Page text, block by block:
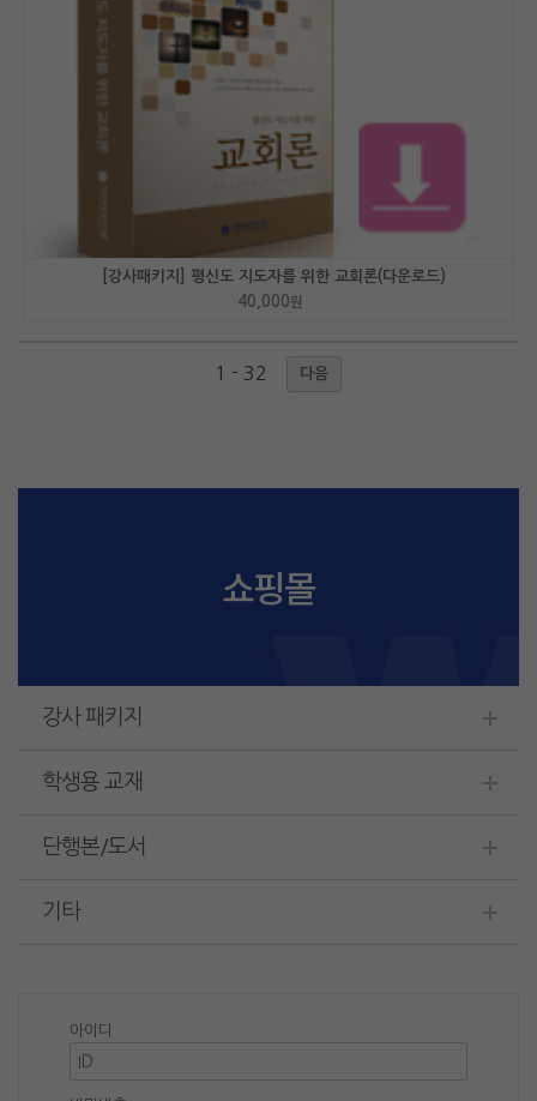
[강사패키지] 평신도 지도자를 위한 교회론(다운로드)
40,000원
1 - 32 다음
쇼핑몰
강사 패키지
학생용 교재
단행본/도서
기타
아이디